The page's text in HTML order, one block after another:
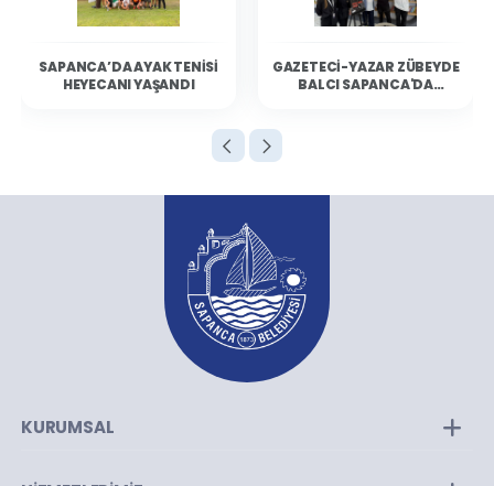
SAPANCA’DA AYAK TENISI
HEYECANI YAŞANDI
GAZETECI-YAZAR ZÜBEYDE
BALCI SAPANCA'DA
KURUMSAL